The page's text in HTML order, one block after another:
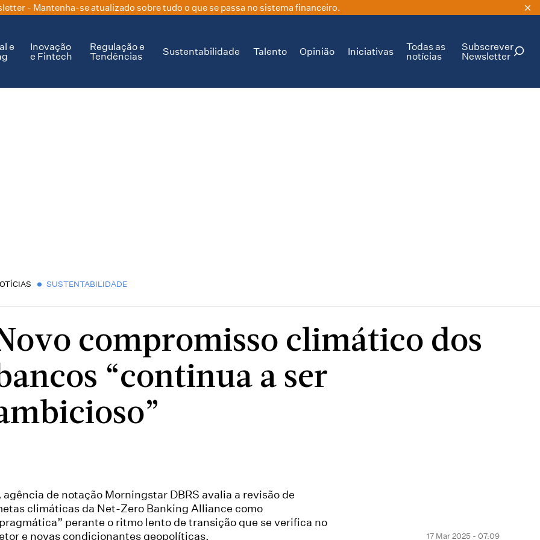
- Mantenha-se atualizado sobre tudo o que se passa no sistema financeiro.
e
Inovação
e Fintech
Regulação e
Tendências
Sustentabilidade Talento Opinião Iniciativas
Todas as
notícias
Subscrever
Newsletter
SUSTENTABILIDADE
compromisso climático dos
“continua a ser
agência de notação Morningstar DBRS avalia a revisão de
climáticas da Net-Zero Banking Alliance como
perante o ritmo lento de transição que se verifica no
e novas condicionantes geopolíticas.
17 Mar 2025 - 07:09